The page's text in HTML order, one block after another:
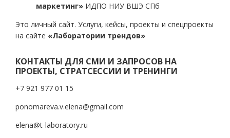
маркетинг» ИДПО НИУ ВШЭ СПб
Это личный сайт. Услуги, кейсы, проекты и спецпроекты
на сайте «Лаборатории трендов»
КОНТАКТЫ ДЛЯ СМИ И ЗАПРОСОВ НА
ПРОЕКТЫ, СТРАТСЕССИИ И ТРЕНИНГИ
+7 921 977 01 15
ponomareva.v.elena@gmail.com
elena@t-laboratory.ru